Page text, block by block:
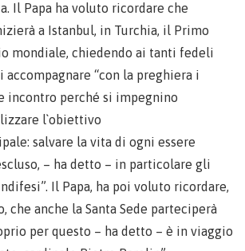
Il Papa ha voluto ricordare che
a Istanbul, in Turchia, il Primo
mondiale, chiedendo ai tanti fedeli
“con la preghiera i
incontro perché si impegnino
l`obiettivo
salvare la vita di ogni essere
– ha detto – in particolare gli
Il Papa, ha poi voluto ricordare,
che anche la Santa Sede parteciperà
per questo – ha detto – è in viaggio